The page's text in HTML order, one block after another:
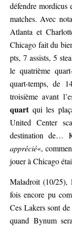
défendre mordicus
matches. Avec
Atlanta et
Chicago fait du
pts, 7 assists, 5
le quatrième
quart-temps, de
troisième avant
quartqui les
United Center
destination de…
apprécié«,
jouer à Chicago
Maladroit (10/
fois encore pu
Ces Lakers sont
quand Bynum